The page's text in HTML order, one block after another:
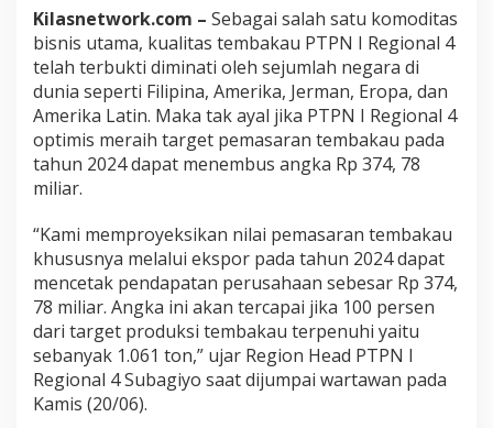
g
i
o
n
a
l
B
i
k
e
n
d
a
p
a
t
Kilasnetwork.com – Sebagai salah satu komoditas
bisnis utama, kualitas tembakau PTPN I Regional 4
telah terbukti diminati oleh sejumlah negara di
dunia seperti Filipina, Amerika, Jerman, Eropa, dan
Amerika Latin. Maka tak ayal jika PTPN I Regional 4
optimis meraih target pemasaran tembakau pada
tahun 2024 dapat menembus angka Rp 374, 78
miliar.
“Kami memproyeksikan nilai pemasaran tembakau
khususnya melalui ekspor pada tahun 2024 dapat
mencetak pendapatan perusahaan sebesar Rp 374,
78 miliar. Angka ini akan tercapai jika 100 persen
dari target produksi tembakau terpenuhi yaitu
sebanyak 1.061 ton,” ujar Region Head PTPN I
Regional 4 Subagiyo saat dijumpai wartawan pada
Kamis (20/06).